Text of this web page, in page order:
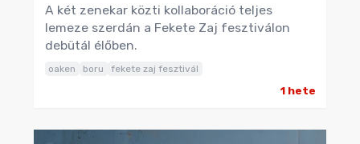
A két zenekar közti kollaboráció teljes
lemeze szerdán a Fekete Zaj fesztiválon
debütál élőben.
oaken boru fekete zaj fesztivál
1 hete